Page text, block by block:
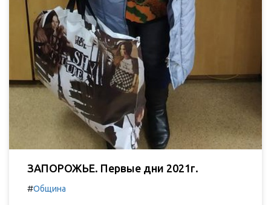
ЗАПОРОЖЬЕ. Первые дни 2021г.
#Община